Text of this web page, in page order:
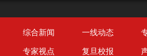
综合新闻 一线动态
专家视点 复旦校报